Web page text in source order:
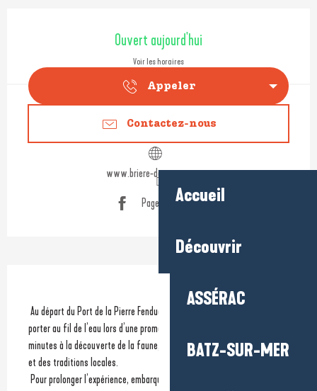
Accueil
Découvrir
ASSÉRAC
BATZ-SUR-MER
Ouverture et coordonnées
Ouvert aujourd'hui
Voir les horaires
Appeler
Contactez-nous
www.briere-decouverte.com
Page Facebook
porter au fil de l’eau lors d’une promenade commentée en chaland de 45
minutes à la découverte de la faune, de la flore, de l’histoire du marais
et des traditions locales.
Pour prolonger l’expérience, embarquez pour une balade...